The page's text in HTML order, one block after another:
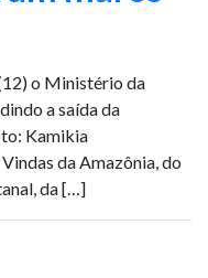
o Ministério da
a saída da
Kamikia
da Amazônia, do
da […]